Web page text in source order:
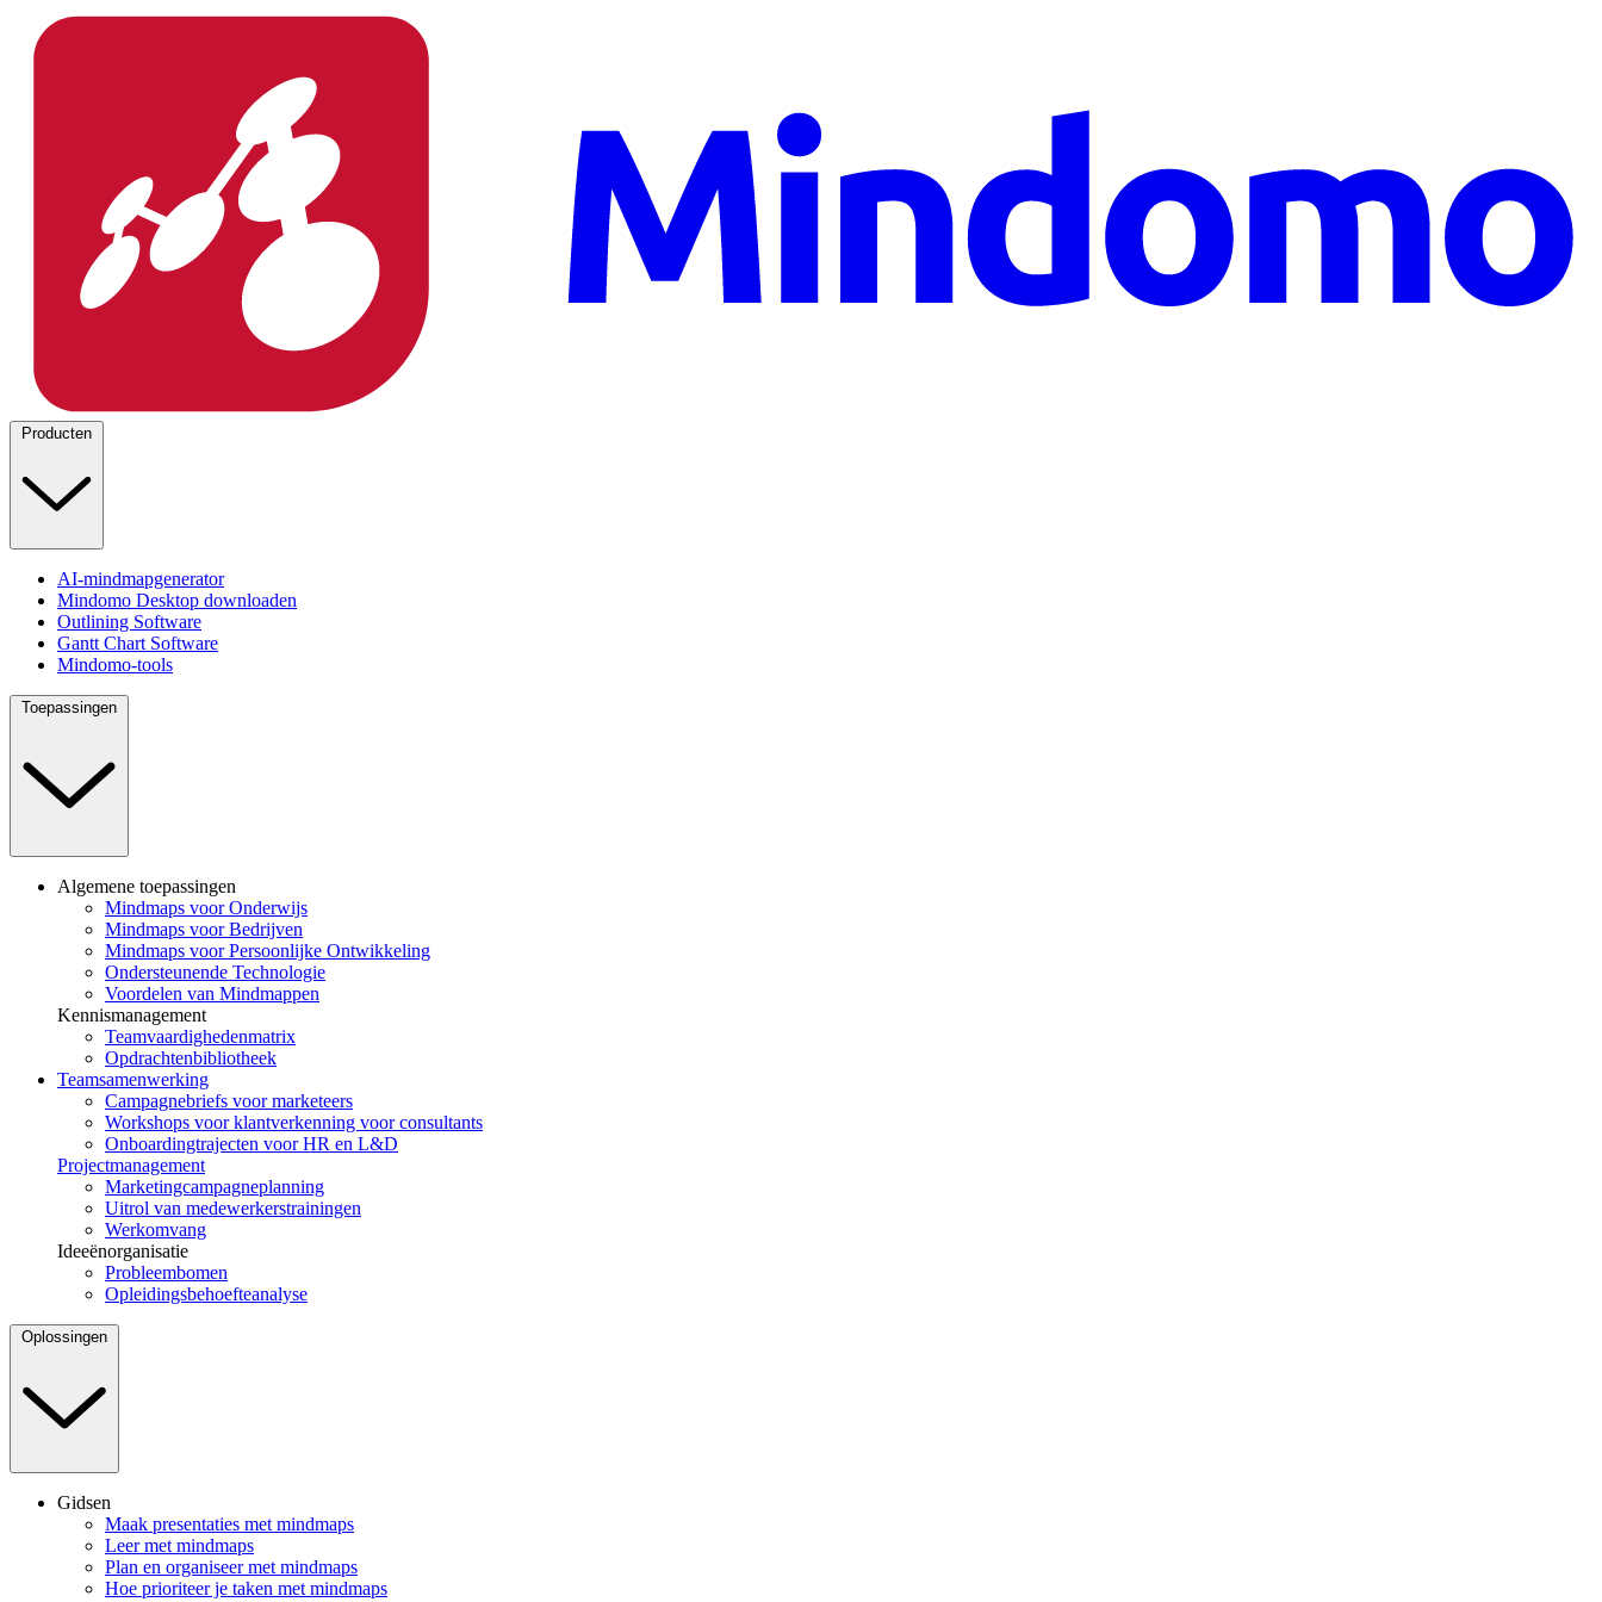
Producten
AI-mindmapgenerator
Mindomo Desktop downloaden
Outlining Software
Gantt Chart Software
Mindomo-tools
Toepassingen
Algemene toepassingen
Mindmaps voor Onderwijs
Mindmaps voor Bedrijven
Mindmaps voor Persoonlijke Ontwikkeling
Ondersteunende Technologie
Voordelen van Mindmappen
Kennismanagement
Teamvaardighedenmatrix
Opdrachtenbibliotheek
Teamsamenwerking
Campagnebriefs voor marketeers
Workshops voor klantverkenning voor consultants
Onboardingtrajecten voor HR en L&D
Projectmanagement
Marketingcampagneplanning
Uitrol van medewerkerstrainingen
Werkomvang
Ideeënorganisatie
Probleembomen
Opleidingsbehoefteanalyse
Oplossingen
Gidsen
Maak presentaties met mindmaps
Leer met mindmaps
Plan en organiseer met mindmaps
Hoe prioriteer je taken met mindmaps